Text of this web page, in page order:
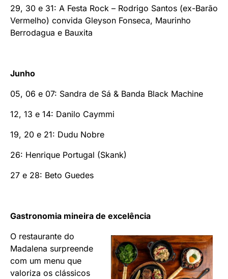
29, 30 e 31: A Festa Rock – Rodrigo Santos (ex-Barão
Vermelho) convida Gleyson Fonseca, Maurinho
Berrodagua e Bauxita
Junho
05, 06 e 07: Sandra de Sá & Banda Black Machine
12, 13 e 14: Danilo Caymmi
19, 20 e 21: Dudu Nobre
26: Henrique Portugal (Skank)
27 e 28: Beto Guedes
Gastronomia mineira de excelência
O restaurante do
Madalena surpreende
com um menu que
valoriza os clássicos